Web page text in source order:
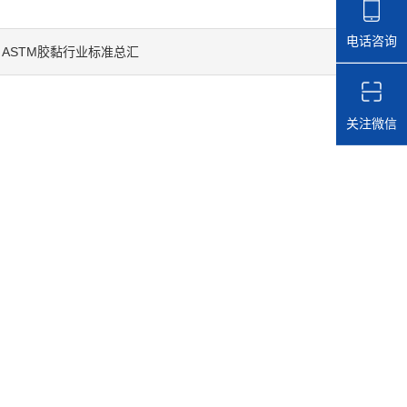
ASTM胶黏行业标准总汇
电话咨询
关注微信